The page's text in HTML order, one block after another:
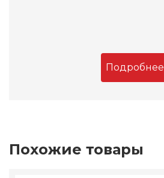
Подробнее
Похожие товары